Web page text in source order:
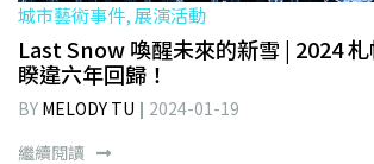
城市藝術事件, 展演活動
Last Snow 喚醒未來的新雪 | 2024
睽違六年回歸！
BY MELODY TU
2024-01-19
繼續閱讀